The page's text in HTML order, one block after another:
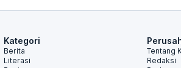
Kategori
Berita
Literasi
Tentang
Redaksi